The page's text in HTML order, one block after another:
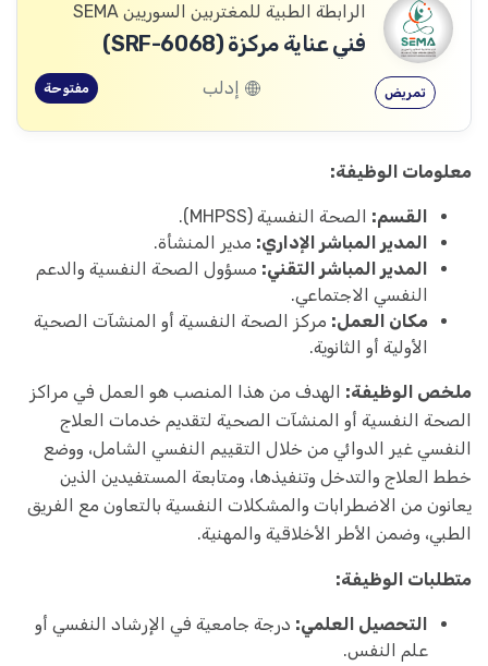
الرابطة الطبية للمغتربين السوريين SEMA
فني عناية مركزة (SRF-6068)
تمريض إدلب مفتوحة
معلومات الوظيفة:
القسم: الصحة النفسية (MHPSS).
المدير المباشر الإداري: مدير المنشأة.
المدير المباشر التقني: مسؤول الصحة النفسية والدعم
النفسي الاجتماعي.
مكان العمل: مركز الصحة النفسية أو المنشآت الصحية
الأولية أو الثانوية.
ملخص الوظيفة: الهدف من هذا المنصب هو العمل في مراكز
الصحة النفسية أو المنشآت الصحية لتقديم خدمات العلاج
النفسي غير الدوائي من خلال التقييم النفسي الشامل، ووضع
خطط العلاج والتدخل وتنفيذها، ومتابعة المستفيدين الذين
يعانون من الاضطرابات والمشكلات النفسية بالتعاون مع الفريق
الطبي، وضمن الأطر الأخلاقية والمهنية.
متطلبات الوظيفة:
التحصيل العلمي: درجة جامعية في الإرشاد النفسي أو
علم النفس.